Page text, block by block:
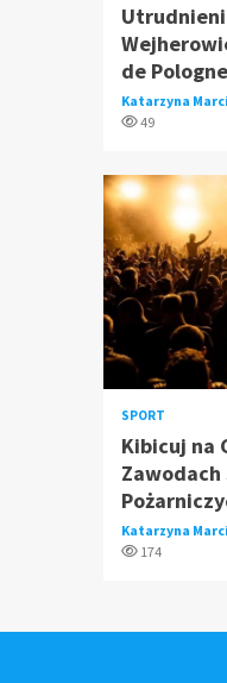
de Pologne
Katarzyna
49
SPORT
Kibicuj na
Katarzyna
174